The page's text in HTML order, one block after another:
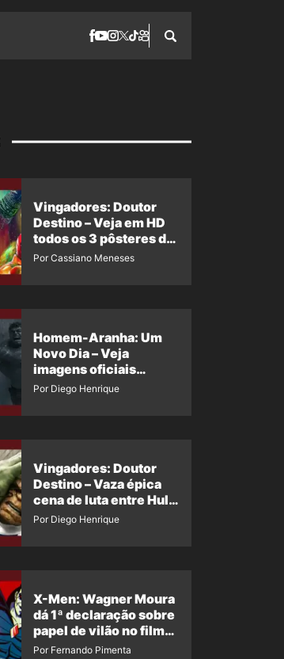
Vingadores: Doutor
Destino – Veja em HD
todos os 3 pôsteres de
‘Doomsday’ + 1 imagem
Por Cassiano Meneses
Homem-Aranha: Um
Novo Dia – Veja
imagens oficiais
descartadas do Hulk
Por Diego Henrique
Vingadores: Doutor
Destino – Vaza épica
cena de luta entre Hulk
e o Coisa
Por Diego Henrique
X-Men: Wagner Moura
dá 1ª declaração sobre
papel de vilão no filme
da Marvel
Por Fernando Pimenta